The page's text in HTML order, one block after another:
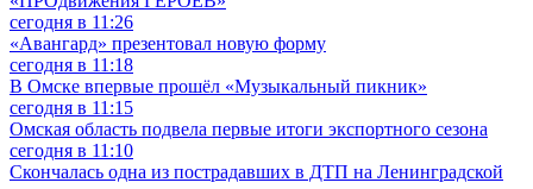
сегодня в 11:26
«Авангард» презентовал новую форму
сегодня в 11:18
В Омске впервые прошёл «Музыкальный пикник»
сегодня в 11:15
Омская область подвела первые итоги экспортного сезона
сегодня в 11:10
Скончалась одна из пострадавших в ДТП на Ленинградской